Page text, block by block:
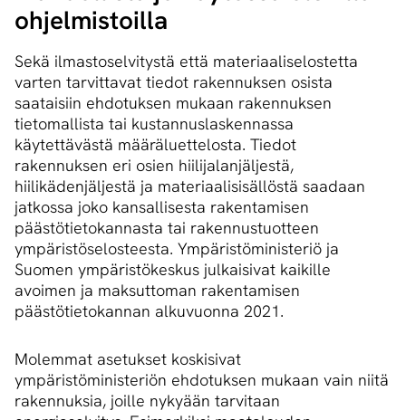
ohjelmistoilla
Sekä ilmastoselvitystä että materiaaliselostetta
varten tarvittavat tiedot rakennuksen osista
saataisiin ehdotuksen mukaan rakennuksen
tietomallista tai kustannuslaskennassa
käytettävästä määräluettelosta. Tiedot
rakennuksen eri osien hiilijalanjäljestä,
hiilikädenjäljestä ja materiaalisisällöstä saadaan
jatkossa joko kansallisesta rakentamisen
päästötietokannasta tai rakennustuotteen
ympäristöselosteesta. Ympäristöministeriö ja
Suomen ympäristökeskus julkaisivat kaikille
avoimen ja maksuttoman rakentamisen
päästötietokannan alkuvuonna 2021.
Molemmat asetukset koskisivat
ympäristöministeriön ehdotuksen mukaan vain niitä
rakennuksia, joille nykyään tarvitaan